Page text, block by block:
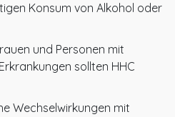
Konsum von Alkohol oder
und Personen mit
sollten HHC
Wechselwirkungen mit